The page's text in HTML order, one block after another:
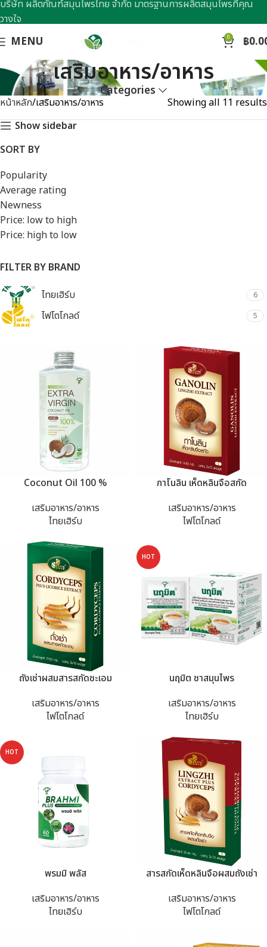
MENU 0 ฿
เสริมอาหาร/อาหาร
Categories
หน้าหลัก เสริมอาหาร/อาหาร
Showing all 11 results
Show sidebar
SORT BY
Popularity
Average rating
Newness
Price: low to high
Price: high to low
FILTER BY BRAND
ไทยเฮิร์บ
6
ไฟโตโกลด์ 5
Coconut Oil 100 %
เสริมอาหาร/อาหาร
ไทยเฮิร์บ
กาโนลิน เห็ดหลินจือสกัด
เสริมอาหาร/อาหาร
ไฟโตโกลด์
ถังเช่าผสมสารสกัดชะเอม
เสริมอาหาร/อาหาร
ไฟโตโกลด์
HOT
นฤมิต ชาสมุนไพร
เสริมอาหาร/อาหาร
ไทยเฮิร์บ
HOT
พรมมิ พลัส
เสริมอาหาร/อาหาร
ไทยเฮิร์บ
สารสกัดเห็ดหลินจือผสมถังเช่า
เสริมอาหาร/อาหาร
ไฟโตโกลด์
บริษัท ผลิตภัณฑ์สมุนไพรไทย จำกัด มาตรฐานการผลิตสมุนไพรที่คุณ
วางใจ